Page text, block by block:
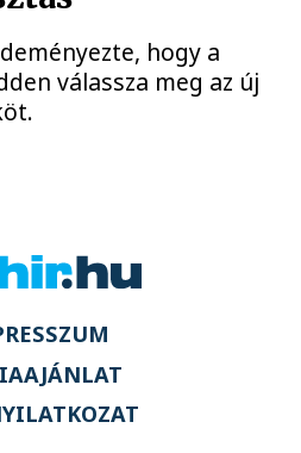
hogy a
válassza meg az új